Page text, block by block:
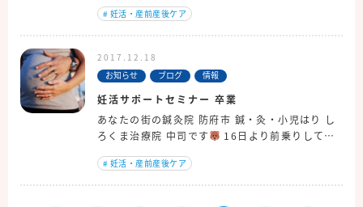
# 妊活・産前産後ケア
2017.12.18
お知らせ
ブログ 情報
妊活サポートセミナー 卒業
あなたの街の鍼灸院 防府市 鍼・灸・小児はり し
ろくま治療院 中司です
16日より前乗りして…
# 妊活・産前産後ケア